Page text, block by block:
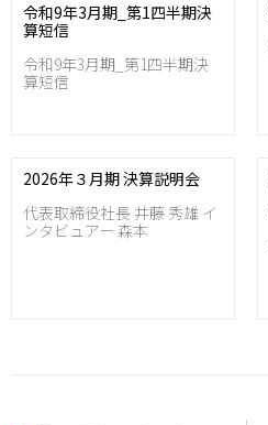
令和9年3月期_第1四半期決
算短信
令和9年3月期_第1四半期決
算短信
2026年３月期 決算説明会
代表取締役社長 井藤 秀雄 イ
ンタビュアー 森本